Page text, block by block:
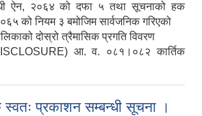
ऐन, २०६४ को दफा ५ तथा सूचनाको हक
को नियम ३ बमोजिम सार्वजनिक गरिएको
दोस्रो त्रैमासिक प्रगति विवरण
आ. व. ०८१।०८२ कार्तिक
प्रकाशन सम्बन्धी सूचना ।